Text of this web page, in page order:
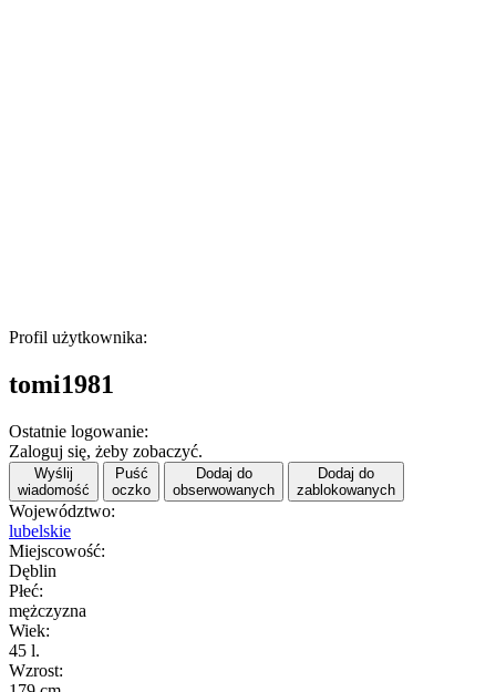
Profil użytkownika:
tomi1981
Ostatnie logowanie:
Zaloguj się, żeby zobaczyć.
Wyślij
wiadomość
Puść
oczko
Dodaj do
obserwowanych
Dodaj do
zablokowanych
Województwo:
lubelskie
Miejscowość:
Dęblin
Płeć:
mężczyzna
Wiek:
45 l.
Wzrost: